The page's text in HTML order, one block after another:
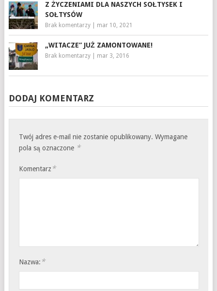
Z ŻYCZENIAMI DLA NASZYCH SOŁTYSEK I
SOŁTYSÓW
Brak komentarzy| mar 10, 2021
„WITACZE” JUŻ ZAMONTOWANE!
Brak komentarzy| mar 3, 2016
DODAJ KOMENTARZ
Twój adres e-mail nie zostanie opublikowany. Wymagane
pola są oznaczone *
Komentarz *
Nazwa: *